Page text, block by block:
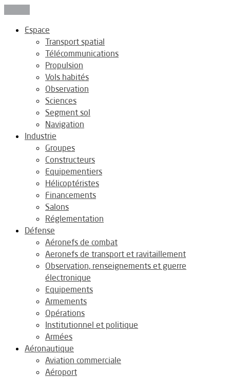
Espace
Transport spatial
Télécommunications
Propulsion
Vols habités
Observation
Sciences
Segment sol
Navigation
Industrie
Groupes
Constructeurs
Equipementiers
Hélicoptéristes
Financements
Salons
Réglementation
Défense
Aéronefs de combat
Aeronefs de transport et ravitaillement
Observation, renseignements et guerre
électronique
Equipements
Armements
Opérations
Institutionnel et politique
Armées
Aéronautique
Aviation commerciale
Aéroport